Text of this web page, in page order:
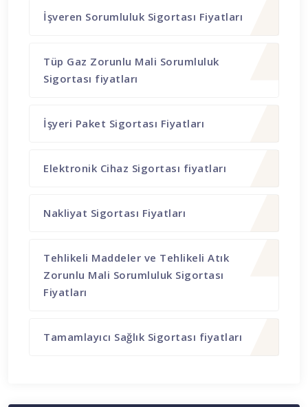
İşveren Sorumluluk Sigortası Fiyatları
Tüp Gaz Zorunlu Mali Sorumluluk
Sigortası fiyatları
İşyeri Paket Sigortası Fiyatları
Elektronik Cihaz Sigortası fiyatları
Nakliyat Sigortası Fiyatları
Tehlikeli Maddeler ve Tehlikeli Atık
Zorunlu Mali Sorumluluk Sigortası
Fiyatları
Tamamlayıcı Sağlık Sigortası fiyatları